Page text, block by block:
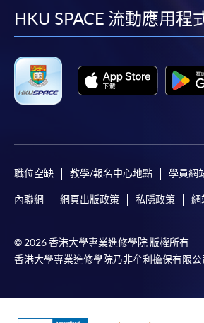
facebook
HKU SPACE 流動應用程
職位空缺 教學/報名中心地點 學員網
內聯網 網頁出版政策 私隱政策 網
© 2026 香港大學專業進修學院 版權所有
香港大學專業進修學院乃非牟利擔保有限公